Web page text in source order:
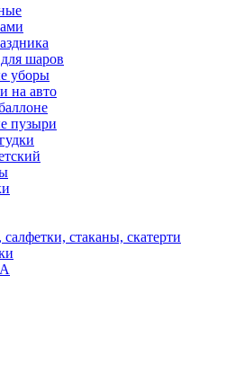
шаров
уборы
на авто
пузыри
стаканы, скатерти